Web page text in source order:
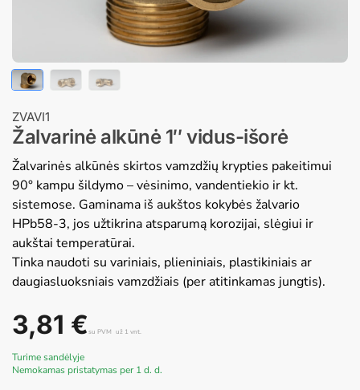
ZVAVI1
Žalvarinė alkūnė 1″ vidus-išorė
Žalvarinės alkūnės skirtos vamzdžių krypties pakeitimui
90° kampu šildymo – vėsinimo, vandentiekio ir kt.
sistemose. Gaminama iš aukštos kokybės žalvario
HPb58-3, jos užtikrina atsparumą korozijai, slėgiui ir
aukštai temperatūrai.
Tinka naudoti su variniais, plieniniais, plastikiniais ar
daugiasluoksniais vamzdžiais (per atitinkamas jungtis).
3,81 €su PVM už 1 vnt.
Turime sandėlyje
Nemokamas pristatymas per 1 d. d.